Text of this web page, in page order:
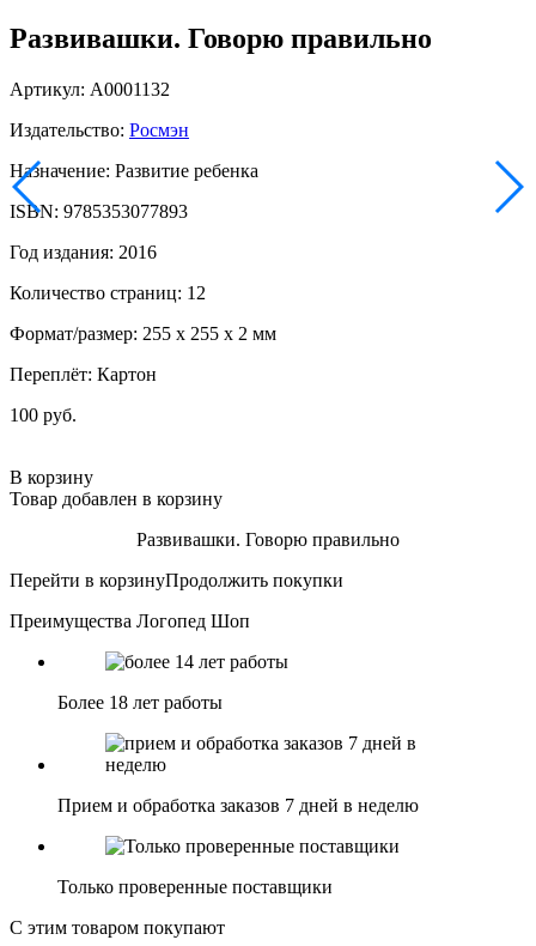
Развивашки. Говорю правильно
Артикул: А0001132
Издательство: Росмэн
Назначение: Развитие ребенка
ISBN: 9785353077893
Год издания: 2016
Количество страниц: 12
Формат/размер: 255 х 255 х 2 мм
Переплёт: Картон
100 руб.
В корзину
Товар добавлен в корзину
Развивашки. Говорю правильно
Перейти в корзинуПродолжить покупки
Преимущества Логопед Шоп
Более 18 лет работы
Прием и обработка заказов 7 дней в неделю
Только проверенные поставщики
С этим товаром покупают